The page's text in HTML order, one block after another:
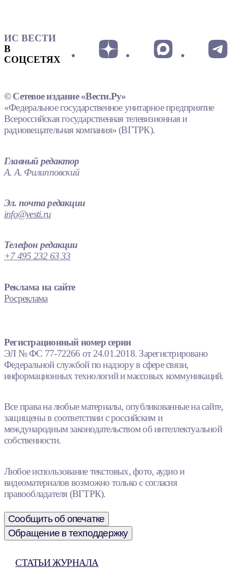
ИС ВЕСТИ
В
СОЦСЕТЯХ
© Сетевое издание «Вести.Ру»
«Федеральное государственное унитарное предприятие
Всероссийская государственная телевизионная и
радиовещательная компания» (ВГТРК).
Главный редактор
А. А. Филипповский
Эл. почта редакции
info@vesti.ru
Телефон редакции
+7 495 232 63 33
Реклама на сайте
Росреклама
Регистрационный номер серии
ЭЛ № ФС 77-72266 от 24.01.2018. Зарегистрировано
Федеральной службой по надзору в сфере связи,
информационных технологий и массовых коммуникаций.
Все права на любые материалы, опубликованные на сайте,
защищены в соответствии с российским и
международным законодательством об интеллектуальной
собственности.
Любое использование текстовых, фото, аудио и
видеоматериалов возможно только с согласия
правообладателя (ВГТРК).
Сообщить об опечатке
Обращение в техподдержку
СТАТЬИ ЖУРНАЛА